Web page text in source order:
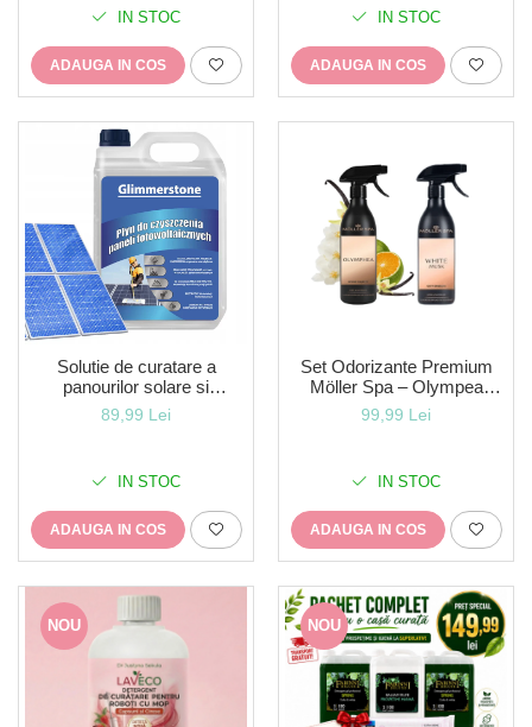
IN STOC
ADAUGA IN COS
IN STOC
ADAUGA IN COS
Solutie de curatare a
panourilor solare si
fotovoltaice concentrat la 5
litri-indepartarea eficienta si
nu lasa urme sau reziduuri,
maximizand a
89,99 Lei
IN STOC
ADAUGA IN COS
Set Odorizante Premium
Möller Spa – Olympea
Divine Majesty & White
Musk Soft Embrace
99,99 Lei
IN STOC
ADAUGA IN COS
NOU NOU